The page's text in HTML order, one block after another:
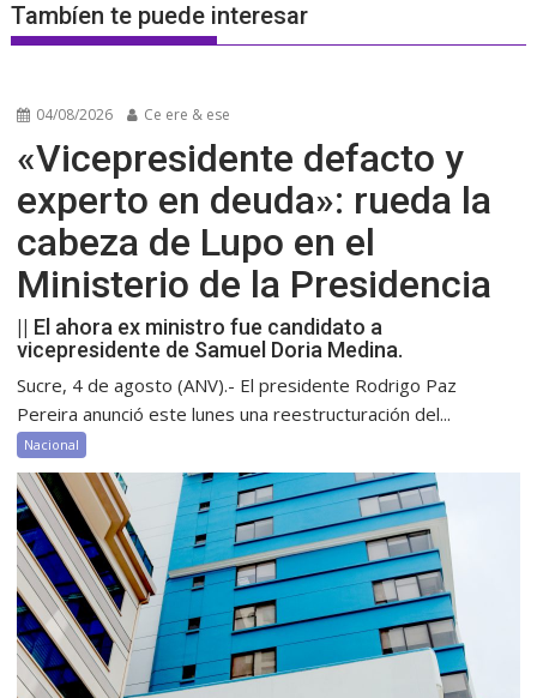
Tambíen te puede interesar
04/08/2026 Ce ere & ese
«Vicepresidente defacto y
experto en deuda»: rueda la
cabeza de Lupo en el
Ministerio de la Presidencia
|| El ahora ex ministro fue candidato a
vicepresidente de Samuel Doria Medina.
Sucre, 4 de agosto (ANV).- El presidente Rodrigo Paz
Pereira anunció este lunes una reestructuración del...
Nacional